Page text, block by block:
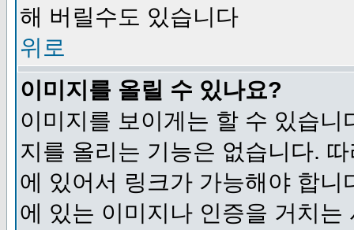
해 버릴수도 있습니다
위로
이미지를 올릴 수 있나요?
이미지를 보이게는 할 수 있습
지를 올리는 기능은 없습니다.
에 있어서 링크가 가능해야 합
에 있는 이미지나 인증을 거치